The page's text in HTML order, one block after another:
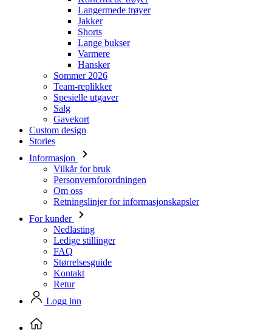
Langermede trøyer
Jakker
Shorts
Lange bukser
Varmere
Hansker
Sommer 2026
Team-replikker
Spesielle utgaver
Salg
Gavekort
Custom design
Stories
Informasjon
Vilkår for bruk
Personvernforordningen
Om oss
Retningslinjer for informasjonskapsler
For kunder
Nedlasting
Ledige stillinger
FAQ
Størrelsesguide
Kontakt
Retur
Logg inn